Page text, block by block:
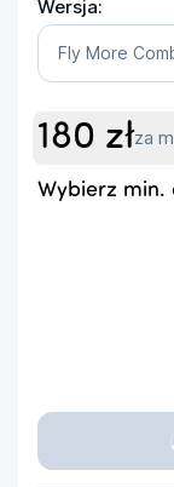
Wersja:
Fly More
180 złza
Wybierz min.